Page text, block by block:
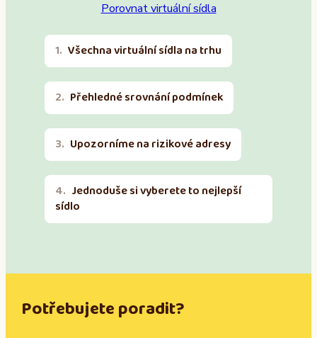
Porovnat virtuální sídla
Všechna virtuální sídla na trhu
Přehledné srovnání podmínek
Upozorníme na rizikové adresy
Jednoduše si vyberete to nejlepší
sídlo
Potřebujete poradit?